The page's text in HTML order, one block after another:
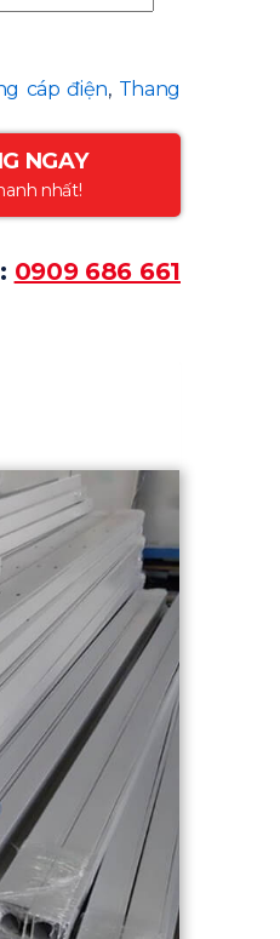
cáp điện, Thang
NGAY
nhất!
0909 686 661